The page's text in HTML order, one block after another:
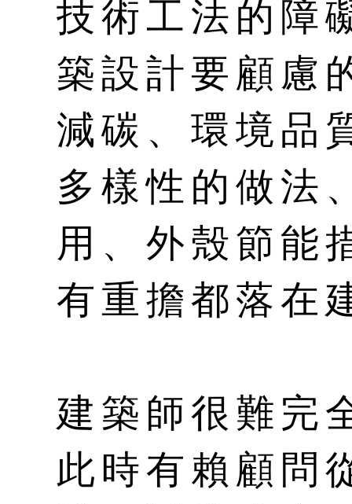
技術工法的障
築設計要顧慮
減碳、環境品
多樣性的做法
用、外殼節能
有重擔都落在
建築師很難完
此時有賴顧問